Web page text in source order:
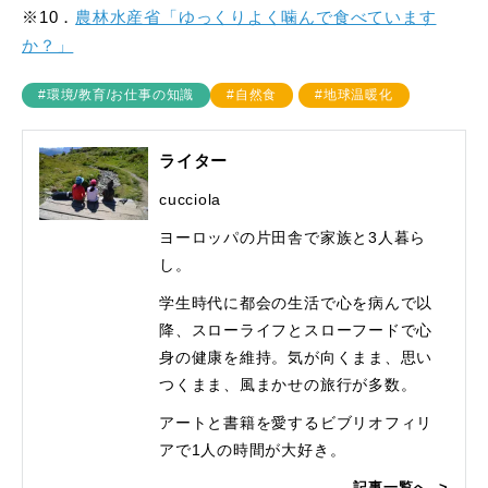
※10． 農林水産省「ゆっくりよく噛んで食べています
か？」
#環境/教育/お仕事の知識 #自然食 #地球温暖化
ライター
cucciola
ヨーロッパの片田舎で家族と3人暮ら
し。
学生時代に都会の生活で心を病んで以
降、スローライフとスローフードで心
身の健康を維持。気が向くまま、思い
つくまま、風まかせの旅行が多数。
アートと書籍を愛するビブリオフィリ
アで1人の時間が大好き。